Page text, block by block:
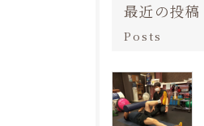
最近の投稿
Posts